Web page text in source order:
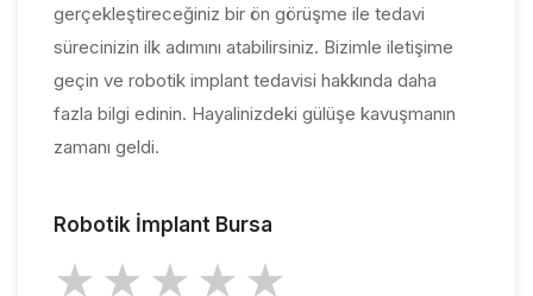
gerçekleştireceğiniz bir ön görüşme ile tedavi
sürecinizin ilk adımını atabilirsiniz. Bizimle iletişime
geçin ve robotik implant tedavisi hakkında daha
fazla bilgi edinin. Hayalinizdeki gülüşe kavuşmanın
zamanı geldi.
Robotik İmplant Bursa